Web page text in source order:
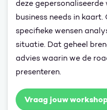
deze
business needs in kaart.
specifieke wensen
situatie. Dat geheel
advies waarin we de
presenteren.
Vraag jouw